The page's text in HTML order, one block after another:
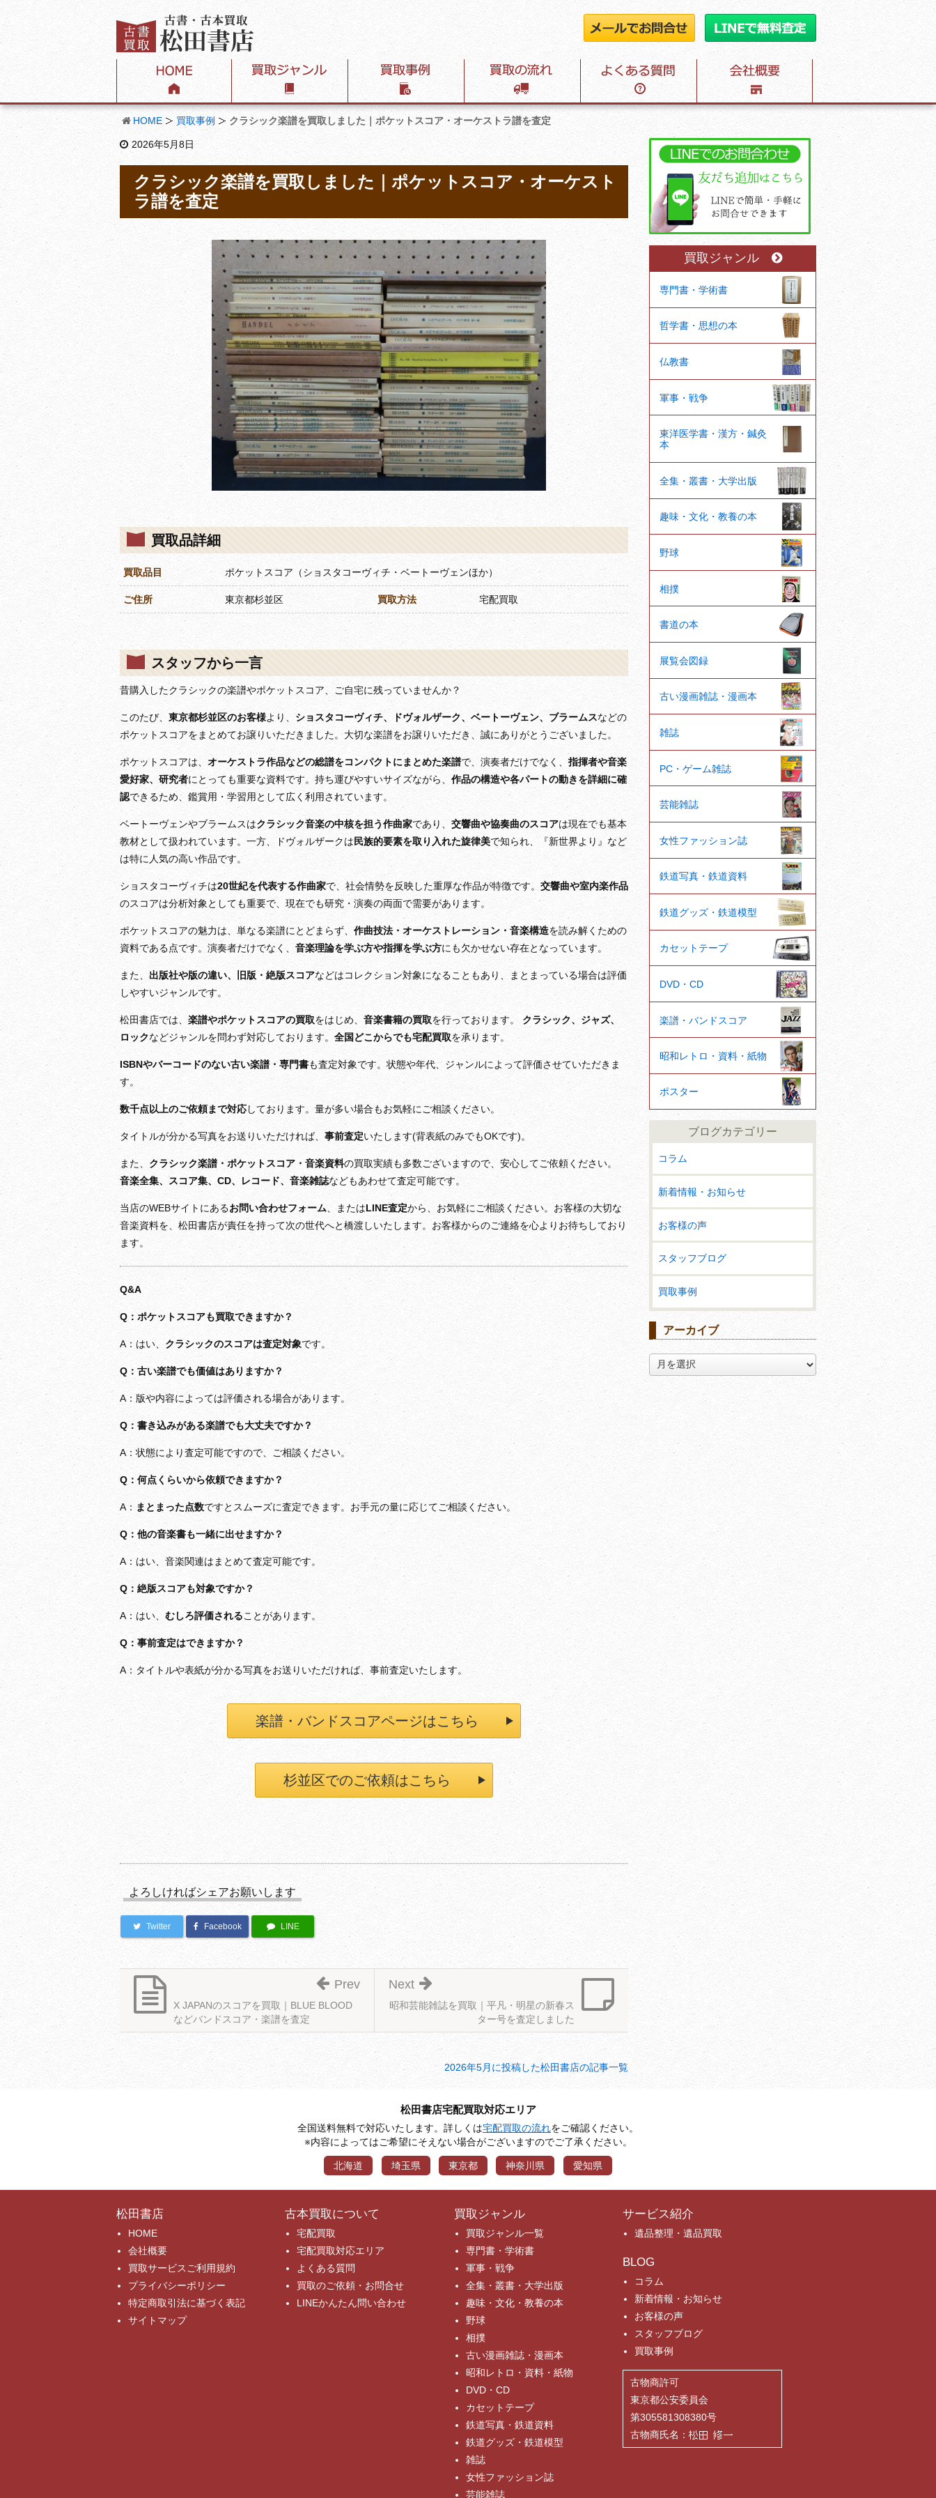
HOME 買取事例 クラシック楽譜を買取しました｜ポケットスコア・オーケストラ譜を査定
2026年5月8日
クラシック楽譜を買取しました｜ポケットスコア・オーケスト
ラ譜を査定
買取品詳細
買取品目 ポケットスコア（ショスタコーヴィチ・ベートーヴェンほか）
ご住所 東京都杉並区 買取方法 宅配買取
スタッフから一言
昔購入したクラシックの楽譜やポケットスコア、ご自宅に残っていませんか？
このたび、 東京都杉並区のお客様より、ショスタコーヴィチ、ドヴォルザーク、ベートーヴェン、ブラームスなどの
ポケットスコアをまとめてお譲りいただきました。大切な楽譜をお譲りいただき、誠にありがとうございました。
ポケットスコアは、 オーケストラ作品などの総譜をコンパクトにまとめた楽譜で、演奏者だけでなく、 指揮者や音楽
愛好家、研究者にとっても重要な資料です。持ち運びやすいサイズながら、 作品の構造や各パートの動きを詳細に確
認できるため、鑑賞用・学習用として広く利用されています。
ベートーヴェンやブラームスはクラシック音楽の中核を担う作曲家であり、 交響曲や協奏曲のスコアは現在でも基本
教材として扱われています。一方、ドヴォルザークは民族的要素を取り入れた旋律美で知られ、『新世界より』など
は特に人気の高い作品です。
ショスタコーヴィチは20世紀を代表する作曲家で、社会情勢を反映した重厚な作品が特徴です。 交響曲や室内楽作品
のスコアは分析対象としても重要で、現在でも研究・演奏の両面で需要があります。
ポケットスコアの魅力は、単なる楽譜にとどまらず、 作曲技法・オーケストレーション・音楽構造を読み解くための
資料である点です。演奏者だけでなく、 音楽理論を学ぶ方や指揮を学ぶ方にも欠かせない存在となっています。
また、 出版社や版の違い、旧版・絶版スコアなどはコレクション対象になることもあり、まとまっている場合は評価
しやすいジャンルです。
松田書店では、 楽譜やポケットスコアの買取をはじめ、 音楽書籍の買取を行っております。 クラシック、ジャズ、
ロックなどジャンルを問わず対応しております。 全国どこからでも宅配買取を承ります。
ISBNやバーコードのない古い楽譜・専門書も査定対象です。状態や年代、ジャンルによって評価させていただきま
す。
数千点以上のご依頼まで対応しております。量が多い場合もお気軽にご相談ください。
タイトルが分かる写真をお送りいただければ、 事前査定いたします(背表紙のみでもOKです)。
また、 クラシック楽譜・ポケットスコア・音楽資料の買取実績も多数ございますので、安心してご依頼ください。
音楽全集、スコア集、CD、レコード、音楽雑誌などもあわせて査定可能です。
当店のWEBサイトにあるお問い合わせフォーム 、またはLINE査定から、お気軽にご相談ください。お客様の大切な
音楽資料を、松田書店が責任を持って次の世代へと橋渡しいたします。お客様からのご連絡を心よりお待ちしており
ます。
Q&A
Q：ポケットスコアも買取できますか？
A：はい、 クラシックのスコアは査定対象です。
Q：古い楽譜でも価値はありますか？
A：版や内容によっては評価される場合があります。
Q：書き込みがある楽譜でも大丈夫ですか？
A：状態により査定可能ですので、ご相談ください。
Q：何点くらいから依頼できますか？
A： まとまった点数ですとスムーズに査定できます。お手元の量に応じてご相談ください。
Q：他の音楽書も一緒に出せますか？
A：はい、音楽関連はまとめて査定可能です。
Q：絶版スコアも対象ですか？
A：はい、 むしろ評価されることがあります。
Q：事前査定はできますか？
A：タイトルや表紙が分かる写真をお送りいただければ、事前査定いたします。
楽譜・バンドスコアページはこちら
杉並区でのご依頼はこちら
よろしければシェアお願いします
Twitter Facebook LINE
昭和芸能雑誌を買取｜平凡・明星の新春ス
ター号を査定しました
Next
X JAPANのスコアを買取｜BLUE BLOOD
などバンドスコア・楽譜を査定
Prev
2026年5月に投稿した松田書店の記事一覧
買取ジャンル
専門書・学術書
哲学書・思想の本
仏教書
軍事・戦争
東洋医学書・漢方・鍼灸
本
全集・叢書・大学出版
趣味・文化・教養の本
野球
相撲
書道の本
展覧会図録
古い漫画雑誌・漫画本
雑誌
PC・ゲーム雑誌
芸能雑誌
女性ファッション誌
鉄道写真・鉄道資料
鉄道グッズ・鉄道模型
カセットテープ
DVD・CD
楽譜・バンドスコア
昭和レトロ・資料・紙物
ポスター
ブログカテゴリー
コラム
新着情報・お知らせ
お客様の声
スタッフブログ
買取事例
アーカイブ
ー
松田書店宅配買取対応エリア
全国送料無料で対応いたします。詳しくは宅配買取の流れをご確認ください。
※内容によってはご希望にそえない場合がございますのでご了承ください。
北海道 埼玉県 東京都 神奈川県 愛知県
松田書店
HOME
会社概要
買取サービスご利用規約
プライバシーポリシー
特定商取引法に基づく表記
サイトマップ
古本買取について
宅配買取
宅配買取対応エリア
よくある質問
買取のご依頼・お問合せ
LINEかんたん問い合わせ
買取ジャンル
買取ジャンル一覧
専門書・学術書
軍事・戦争
全集・叢書・大学出版
趣味・文化・教養の本
野球
相撲
古い漫画雑誌・漫画本
昭和レトロ・資料・紙物
DVD・CD
カセットテープ
鉄道写真・鉄道資料
鉄道グッズ・鉄道模型
雑誌
女性ファッション誌
芸能雑誌
サービス紹介
遺品整理・遺品買取
BLOG
コラム
新着情報・お知らせ
お客様の声
スタッフブログ
買取事例
古物商許可
東京都公安委員会
第305581308380号
古物商氏名：